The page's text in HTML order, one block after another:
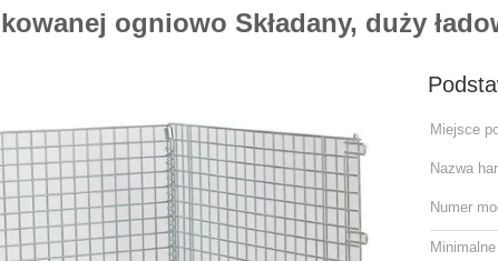
ogniowo Składany, duży
Miejsce
Nazwa
Numer